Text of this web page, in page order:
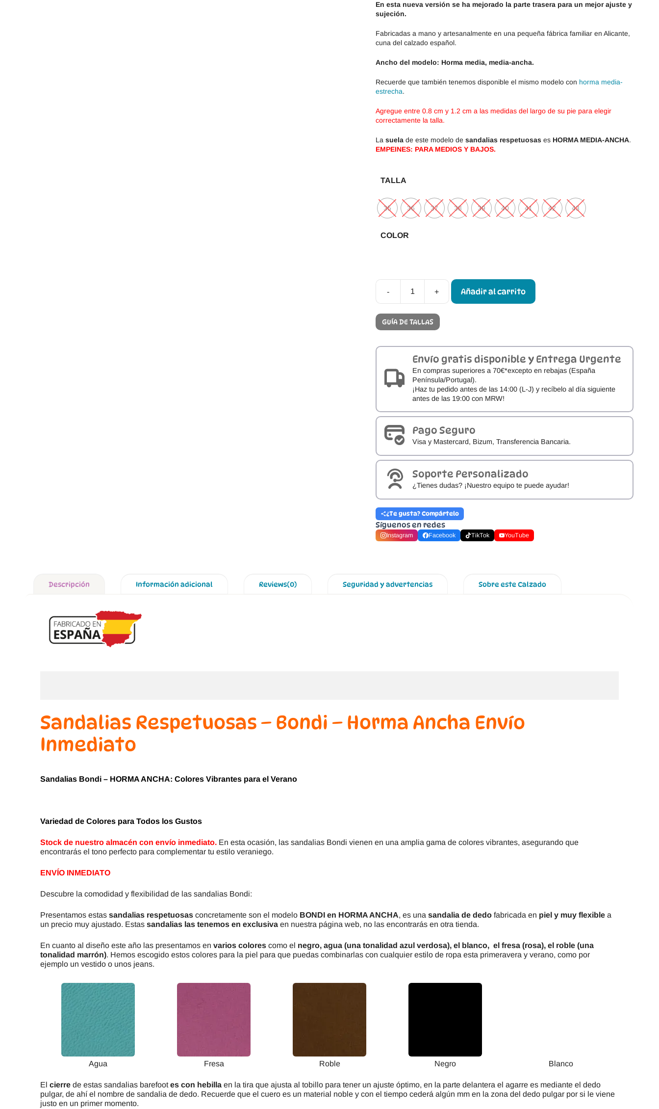
En esta nueva versión se ha mejorado la parte trasera para un mejor ajuste y
sujeción.
Fabricadas a mano y artesanalmente en una pequeña fábrica familiar en Alicante,
cuna del calzado español.
Ancho del modelo: Horma media, media-ancha.
Recuerde que también tenemos disponible el mismo modelo con horma media-
estrecha.
Agregue entre 0.8 cm y 1.2 cm a las medidas del largo de su pie para elegir
correctamente la talla.
La suela de este modelo de sandalias respetuosas es HORMA MEDIA-ANCHA.
EMPEINES: PARA MEDIOS Y BAJOS.
TALLA
35 36 37 38 39 40 41 42 43
COLOR
-
Sandalias
Respetuosas
Bondi
Horma
Ancha
INMEDIATO
+ Añadir al carrito
GUÍA DE TALLAS
Envío gratis disponible y Entrega Urgente
En compras superiores a 70€*excepto en rebajas (España
Península/Portugal).
¡Haz tu pedido antes de las 14:00 (L-J) y recíbelo al día siguiente
antes de las 19:00 con MRW!
Pago Seguro
Visa y Mastercard, Bizum, Transferencia Bancaria.
Soporte Personalizado
¿Tienes dudas? ¡Nuestro equipo te puede ayudar!
¿Te gusta? Compártelo
Síguenos en redes
Instagram Facebook TikTok YouTube
Descripción Información adicional Reviews(0) Seguridad y advertencias Sobre este Calzado
Sandalias Respetuosas – Bondi – Horma Ancha Envío
Inmediato
Sandalias Bondi – HORMA ANCHA: Colores Vibrantes para el Verano
Variedad de Colores para Todos los Gustos
Stock de nuestro almacén con envío inmediato. En esta ocasión, las sandalias Bondi vienen en una amplia gama de colores vibrantes, asegurando que
encontrarás el tono perfecto para complementar tu estilo veraniego.
ENVÍO INMEDIATO
Descubre la comodidad y flexibilidad de las sandalias Bondi:
Presentamos estas sandalias respetuosas concretamente son el modelo BONDI en HORMA ANCHA, es una sandalia de dedo fabricada en piel y muy flexible a
un precio muy ajustado. Estas sandalias las tenemos en exclusiva en nuestra página web, no las encontrarás en otra tienda.
En cuanto al diseño este año las presentamos en varios colores como el negro, agua (una tonalidad azul verdosa), el blanco, el fresa (rosa), el roble (una
tonalidad marrón). Hemos escogido estos colores para la piel para que puedas combinarlas con cualquier estilo de ropa esta primeravera y verano, como por
ejemplo un vestido o unos jeans.
Agua Fresa Roble Negro Blanco
El cierre de estas sandalias barefootes con hebilla en la tira que ajusta al tobillo para tener un ajuste óptimo, en la parte delantera el agarre es mediante el dedo
pulgar, de ahí el nombre de sandalia de dedo. Recuerde que el cuero es un material noble y con el tiempo cederá algún mm en la zona del dedo pulgar por si le viene
justo en un primer momento.